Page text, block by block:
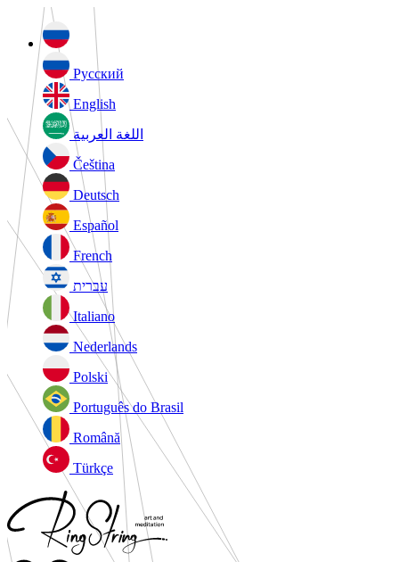
Русский
English
اللغة العربية
Čeština
Deutsch
Español
French
עברית
Italiano
Nederlands
Polski
Português do Brasil
Română
Türkçe